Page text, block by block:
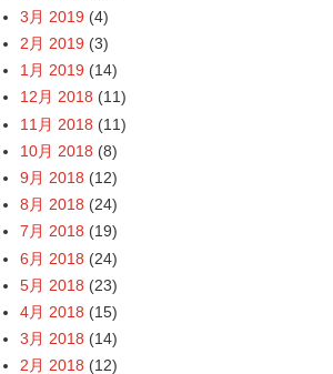
3月 2019 (4)
2月 2019 (3)
1月 2019 (14)
12月 2018 (11)
11月 2018 (11)
10月 2018 (8)
9月 2018 (12)
8月 2018 (24)
7月 2018 (19)
6月 2018 (24)
5月 2018 (23)
4月 2018 (15)
3月 2018 (14)
2月 2018 (12)